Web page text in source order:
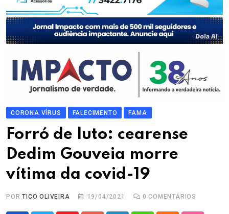
CORONA VÍRUS FALECIMENTO FAMA
Forró de luto: cearense
Dedim Gouveia morre
vítima da covid-19
PORTICO OLIVEIRA 19/04/2021 0 COMENTÁRIOS